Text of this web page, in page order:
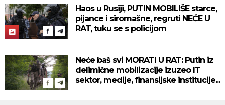
Haos u Rusiji, PUTIN MOBILIŠE starce,
pijance i siromašne, regruti NEĆE U
RAT, tuku se s policijom
Neće baš svi MORATI U RAT: Putin iz
delimične mobilizacije izuzeo IT
sektor, medije, finansijske institucije...